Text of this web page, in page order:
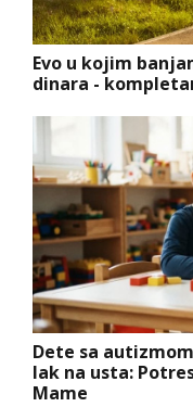
Evo u kojim
dinara -
Dete sa
lak na usta:
Mame